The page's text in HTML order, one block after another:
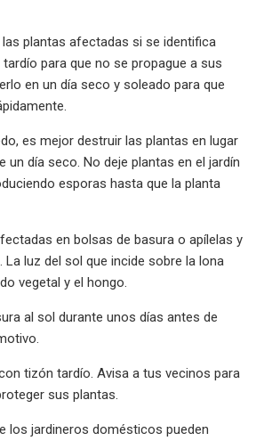
plantas afectadas si se identifica
para que no se propague a sus
en un día seco y soleado para que
es mejor destruir las plantas en lugar
un día seco. No deje plantas en el jardín
esporas hasta que la planta
en bolsas de basura o apílelas y
La luz del sol que incide sobre la lona
vegetal y el hongo.
al sol durante unos días antes de
tizón tardío. Avisa a tus vecinos para
sus plantas.
los jardineros domésticos pueden